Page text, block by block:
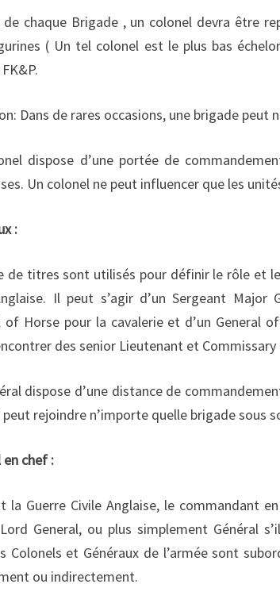
de chaque Brigade , un colonel devra être
( Un tel colonel est le plus bas
FK&P.
Dans de rares occasions, une brigade peut
dispose d’une portée de
Un colonel ne peut influencer que les
:
de titres sont utilisés pour définir le rôle et
Il peut s’agir d’unSergeant Major
of Horsepour la cavalerie et d’un General
des senior Lieutenant et Commissary
dispose d’une distance de
peut rejoindre n’importe quelle brigade sous
en chef :
la Guerre Civile Anglaise, le commandant
Lord General, ou plus simplement Général
Colonels et Généraux de l’armée sont
ou indirectement.